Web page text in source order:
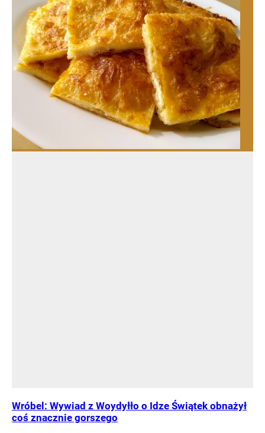
Wróbel: Wywiad z Woydyłło o Idze Świątek obnażył
coś znacznie gorszego